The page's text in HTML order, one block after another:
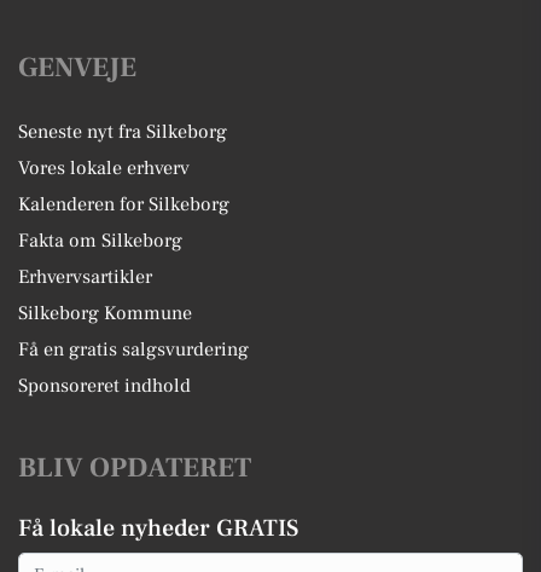
GENVEJE
Seneste nyt fra Silkeborg
Vores lokale erhverv
Kalenderen for Silkeborg
Fakta om Silkeborg
Erhvervsartikler
Silkeborg Kommune
Få en gratis salgsvurdering
Sponsoreret indhold
BLIV OPDATERET
Få lokale nyheder GRATIS
Email